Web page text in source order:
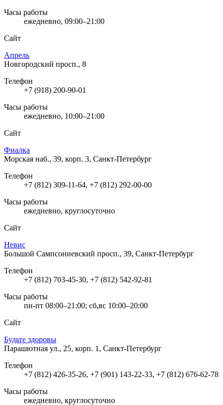
Часы работы
ежедневно, 09:00–21:00
Сайт
Апрель
Новгородский просп., 8
Телефон
+7 (918) 200-90-01
Часы работы
ежедневно, 10:00–21:00
Сайт
Фиалка
Морская наб., 39, корп. 3, Санкт-Петербург
Телефон
+7 (812) 309-11-64, +7 (812) 292-00-00
Часы работы
ежедневно, круглосуточно
Сайт
Невис
Большой Сампсониевский просп., 39, Санкт-Петербург
Телефон
+7 (812) 703-45-30, +7 (812) 542-92-81
Часы работы
пн-пт 08:00–21:00; сб,вс 10:00–20:00
Сайт
Будьте здоровы
Парашютная ул., 25, корп. 1, Санкт-Петербург
Телефон
+7 (812) 426-35-26, +7 (901) 143-22-33, +7 (812) 676-62-78
Часы работы
ежедневно, круглосуточно